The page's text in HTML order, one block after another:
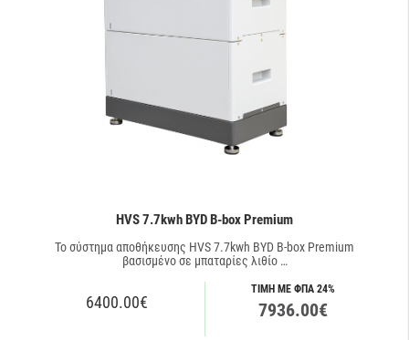
HVS 7.7kwh BYD B-box Premium
Το σύστημα αποθήκευσης HVS 7.7kwh BYD B-box Premium
βασισμένο σε μπαταρίες λιθίο …
6400.00€
ΤΙΜΗ ΜΕ ΦΠΑ 24%
7936.00€